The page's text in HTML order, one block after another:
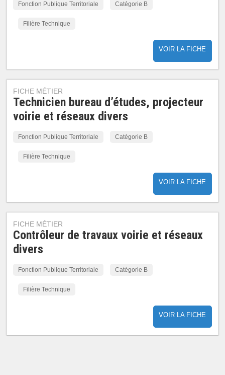
Fonction Publique Territoriale Catégorie B
Filière Technique
VOIR LA FICHE
FICHE MÉTIER
Technicien bureau d’études, projecteur
voirie et réseaux divers
Fonction Publique Territoriale Catégorie B
Filière Technique
VOIR LA FICHE
FICHE MÉTIER
Contrôleur de travaux voirie et réseaux
divers
Fonction Publique Territoriale Catégorie B
Filière Technique
VOIR LA FICHE